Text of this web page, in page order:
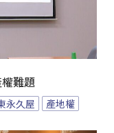
難題
永久屋 產地權